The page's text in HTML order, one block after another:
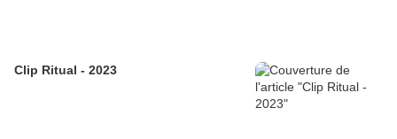
Clip Ritual - 2023